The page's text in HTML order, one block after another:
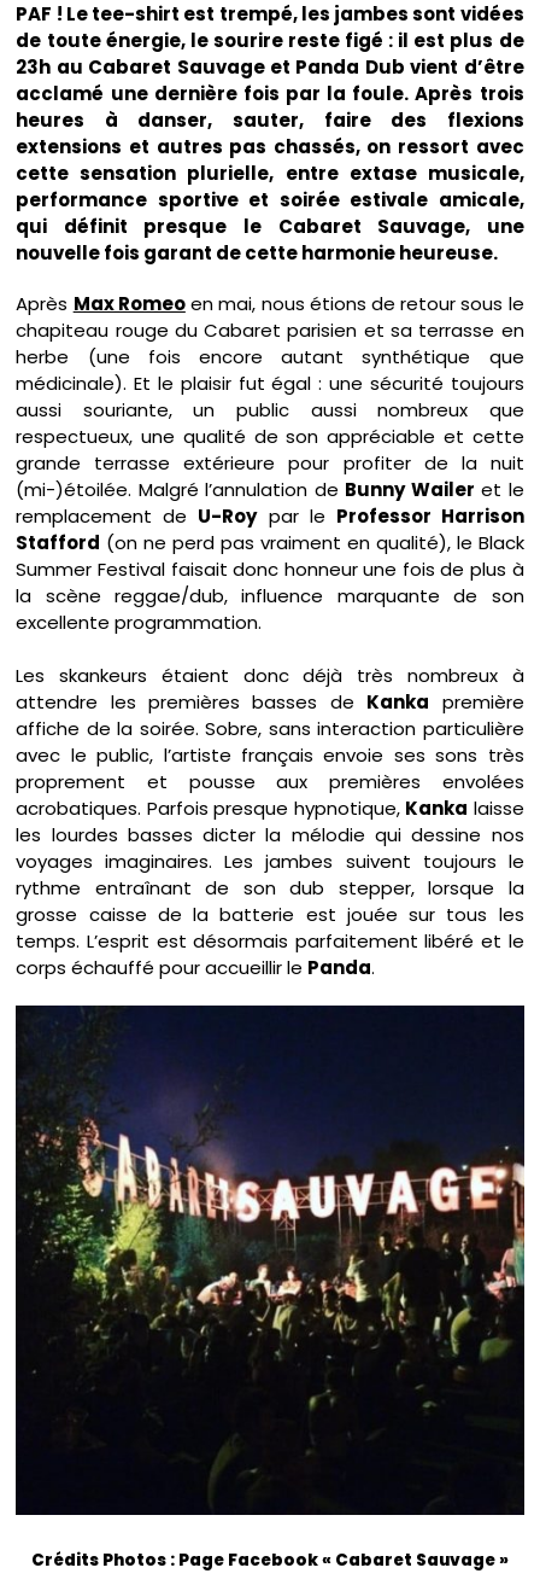
PAF ! Le tee-shirt est trempé, les jambes sont vidées
de toute énergie, le sourire reste figé : il est plus de
23h au Cabaret Sauvage et Panda Dub vient d’être
acclamé une dernière fois par la foule. Après trois
heures à danser, sauter, faire des flexions
extensions et autres pas chassés, on ressort avec
cette sensation plurielle, entre extase musicale,
performance sportive et soirée estivale amicale,
qui définit presque le Cabaret Sauvage, une
nouvelle fois garant de cette harmonie heureuse.
Après Max Romeoen mai, nous étions de retour sous le
chapiteau rouge du Cabaret parisien et sa terrasse en
herbe (une fois encore autant synthétique que
médicinale). Et le plaisir fut égal : une sécurité toujours
aussi souriante, un public aussi nombreux que
respectueux, une qualité de son appréciable et cette
grande terrasse extérieure pour profiter de la nuit
(mi-)étoilée. Malgré l’annulation de Bunny Wailer et le
remplacement de U-Roypar le Professor Harrison
Stafford (on ne perd pas vraiment en qualité), le Black
Summer Festival faisait donc honneur une fois de plus à
la scène reggae/dub, influence marquante de son
excellente programmation.
Les skankeurs étaient donc déjà très nombreux à
attendre les premières basses de Kanka première
affiche de la soirée. Sobre, sans interaction particulière
avec le public, l’artiste français envoie ses sons très
proprement et pousse aux premières envolées
acrobatiques. Parfois presque hypnotique, Kanka laisse
les lourdes basses dicter la mélodie qui dessine nos
voyages imaginaires. Les jambes suivent toujours le
rythme entraînant de son dub stepper, lorsque la
grosse caisse de la batterie est jouée sur tous les
temps. L’esprit est désormais parfaitement libéré et le
corps échauffé pour accueillir le Panda.
Crédits Photos : Page Facebook « Cabaret Sauvage »